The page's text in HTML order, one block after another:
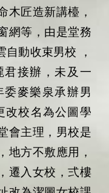
木匠造新講檯，
網等，由是堂務
自動收束男校
，
君接辦，未及一
麥樂泉承辦男
改校名為公圖學
會主理，男校是
地方不敷應用，
遷入女校，弍樓